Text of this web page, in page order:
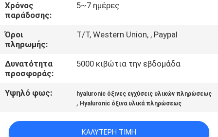
ΕΙΔΉΣΕΙΣ
ΖΗΤΉΣΤΕ
ΜΙΑ
ΠΡΟΣΦΟΡΆ
Χρόνος
παράδοσης:
5~7 ημέρες
Όροι
πληρωμής:
T/T, Western Union, , Paypal
Δυνατότητα
προσφοράς:
5000 κιβώτια την εβδομάδα
Υψηλό φως: hyaluronic όξινες εγχύσεις υλικών πληρώσεως
, Hyaluronic όξινα υλικά πληρώσεως
ΚΑΛΎΤΕΡΗ ΤΙΜΉ